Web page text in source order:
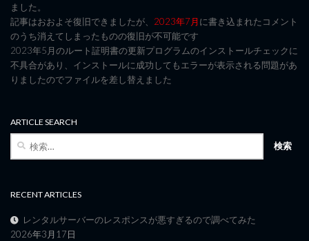
ました。
記事はおおよそ復旧できましたが、 2023年7月に書き込まれたコメント
のうち消えてしまったものの復旧が不可能です
2023年5月のルート証明書の更新プログラムのインストールチェックに
不具合があり、インストールに成功してもエラーが表示される問題があ
りましたのでファイルを差し替えました
ARTICLE SEARCH
RECENT ARTICLES
レンタルサーバーのレスポンスが悪すぎるので調べてみた
2026年3月17日